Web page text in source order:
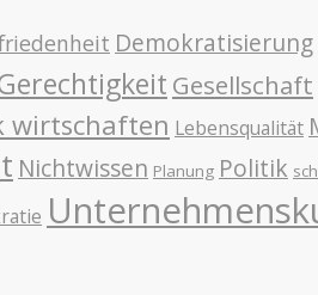
Demokratisierung
Gesellschaft
wirtschaften Lebensqualität
Nichtwissen Planung Politik